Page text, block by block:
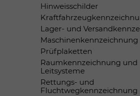
Hinweisschilder
Lager- und
Maschinenkennzeichnung
Prüfplaketten
Raumkennzeichnung und
Leitsysteme
Rettungs- und
Fluchtwegkennzeichnung